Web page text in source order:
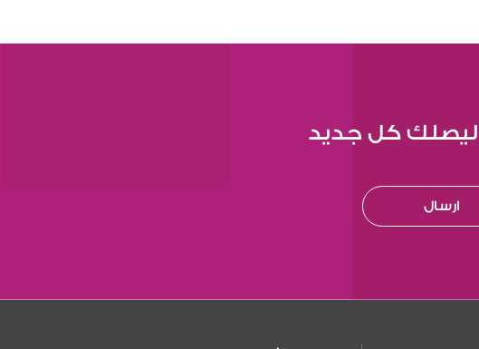
ليصلك كل جديد